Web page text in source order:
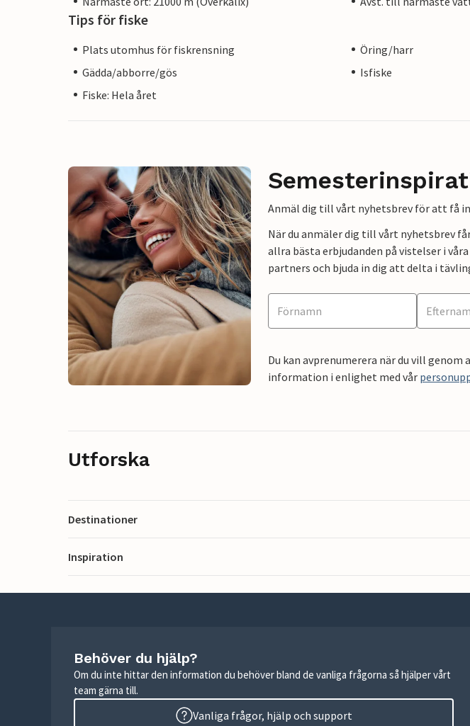
Tips för fiske
Plats utomhus för fiskrensning
Öring/harr
Gädda/abborre/gös
Isfiske
Fiske: Hela året
Anmäl dig till vårt nyhetsbrev för att få
När du anmäler dig till vårt nyhetsbrev
allra bästa erbjudanden på vistelser i
partners och bjuda in dig att delta i
Du kan avprenumerera när du vill
information i enlighet med vår
Utforska
Destinationer
Inspiration
Behöver du hjälp?
Om du inte hittar den information du behöver bland de vanliga frågorna så hjälper vårt
team gärna till.
Vanliga frågor, hjälp och support